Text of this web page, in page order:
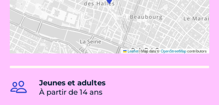
Leaflet|Map data ©OpenStreetMapcontributors
Jeunes et adultes
À partir de 14 ans